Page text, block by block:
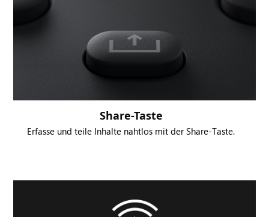
Share-Taste
Erfasse und teile Inhalte nahtlos mit der Share-Taste.